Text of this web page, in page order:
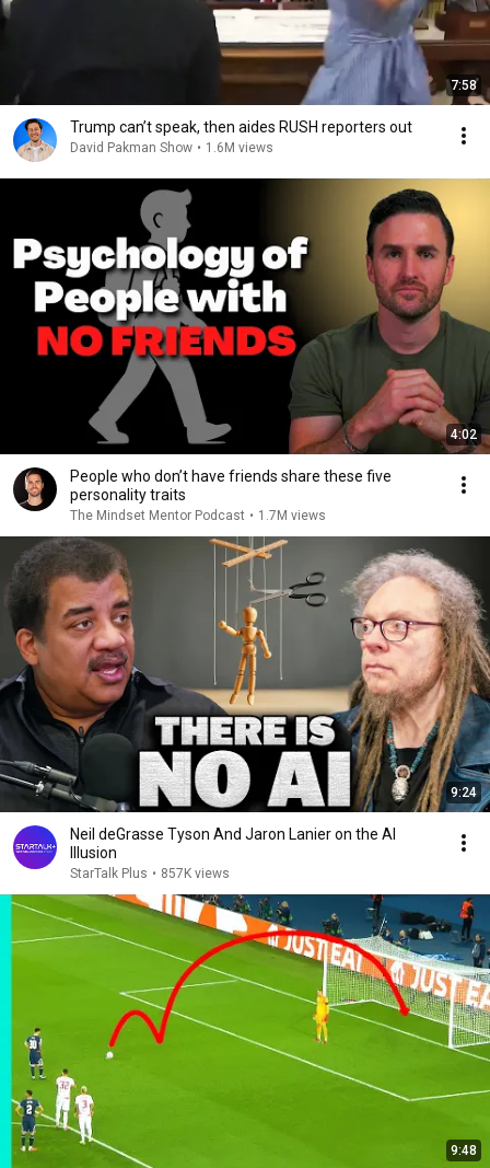
7:58
Trump can’t speak, then aides RUSH reporters out
David Pakman Show • 1.6M views
4:02
People who don’t have friends share these five
personality traits
The Mindset Mentor Podcast • 1.7M views
9:24
Neil deGrasse Tyson And Jaron Lanier on the AI
Illusion
StarTalk Plus • 857K views
9:48